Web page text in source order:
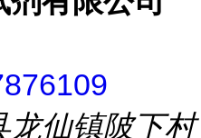
龙仙镇陂下村